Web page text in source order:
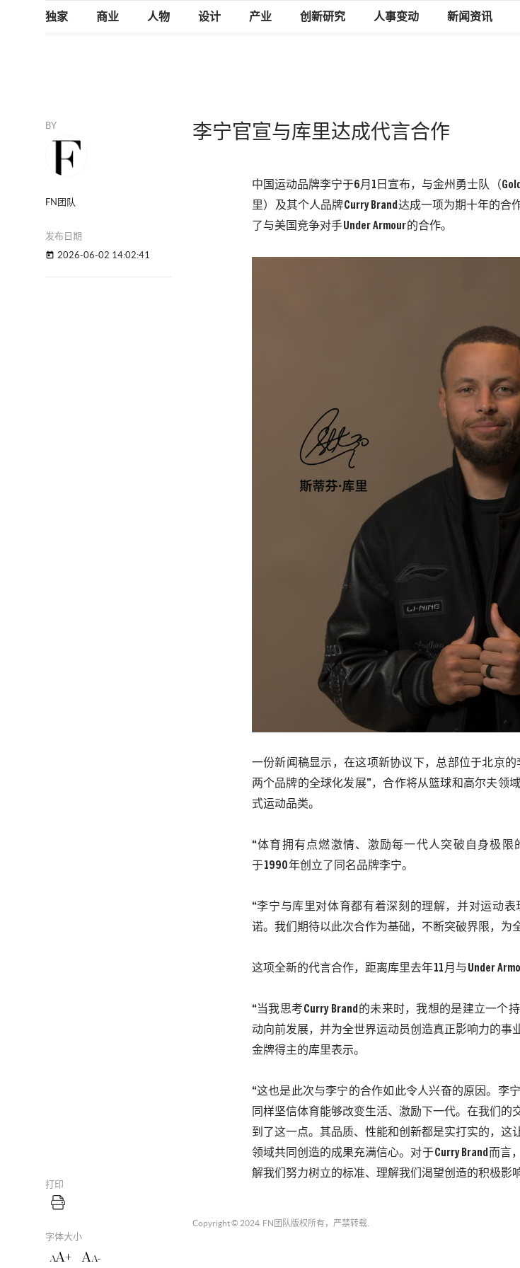
独家 商业 人物 设计 产业 创新研究 人事变动 新闻资讯
BY
FN团队
发布日期
today 2026-06-02 14:02:41
打印
字体大小
AA+ AA-
李宁官宣与库里达成代言合作
中国运动品牌李宁于6月 1 日 宣布，与金州勇士队（
里）
及其个人品牌Curry Brand达成一项为期十年的合
了与美国竞争对手Under Armour 的合作。
一份新闻稿显示，在这项新协议下，总部位于北京的
两个品牌的全球化发展”，合作将从篮球和高尔夫领
式运动品类。
“体育拥有点燃激情、激励每一代人突破自身极限
于1990年创立了同名品牌李宁。
“李宁 与库里对体育都有着深刻的理解，并对运动
诺。我们期待以此次合作为基础，不断突破界限，为
这项全新的代言合作，距离库里去年11 月与 Under
“当我思考 Curry Brand 的未来时，我想的是建立一个
动向前发展，并为全世界运动员创造真正影响力的事
金牌得主的库里表示。
“这也是此次与李宁 的合作如此令人兴奋的原因。 李宁
同样坚信体育能够改变生活、激励下一代。在我们的
到了这一点。其品质、性能和创新都是实打实的，这
领域共同创造的成果充满信心。对于Curry Brand 而言
解我们努力树立的标准、理解我们渴望创造的积极影
Copyright © 2024 FN团队 版权所有，严禁转载.